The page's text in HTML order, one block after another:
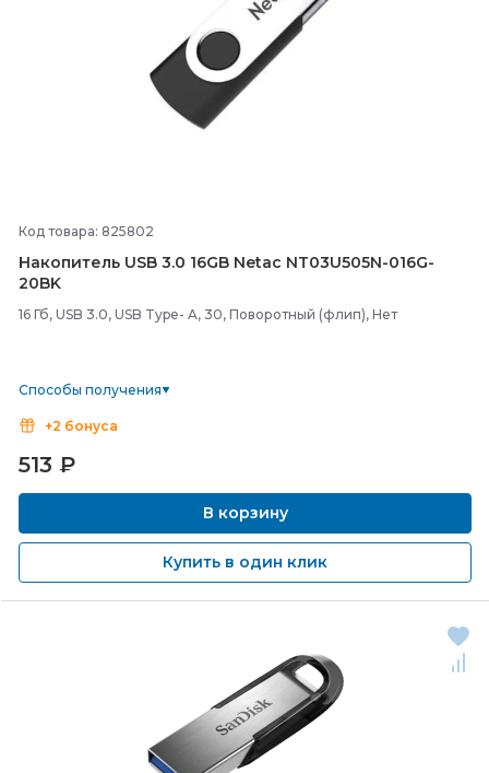
Код товара: 825802
Накопитель USB 3.0 16GB Netac NT03U505N-016G-
20BK
16 Гб, USB 3.0, USB Type- A, 30, Поворотный (флип), Нет
Способы получения
+2 бонуса
513 ₽
В корзину
Купить в один клик